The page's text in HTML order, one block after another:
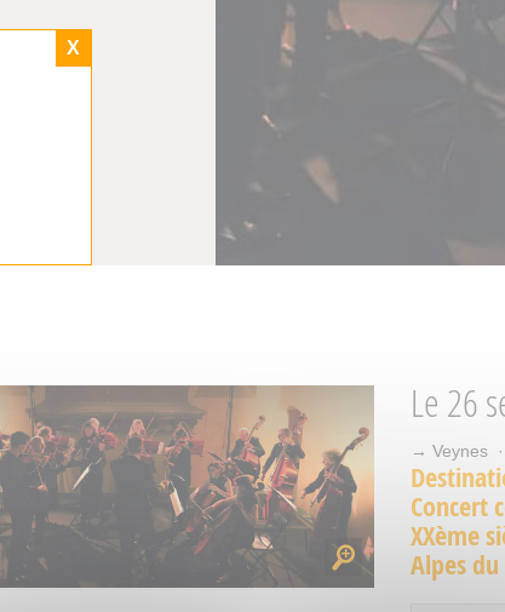
X
Le 26
→ Veynes
Concert
XXème
Alpes du